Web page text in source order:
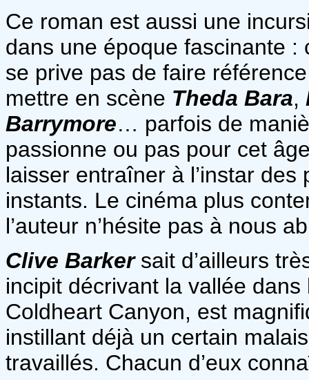
Ce roman est aussi une
dans une époque fascinante
se prive pas de faire
mettre en scène Theda Bara,
Barrymore… parfois de
passionne ou pas pour cet
laisser entraîner à l’instar
instants. Le cinéma plus
l’auteur n’hésite pas à nous
Clive Barker sait d’ailleurs
incipit décrivant la vallée
Coldheart Canyon, est
instillant déjà un certain
travaillés. Chacun d’eux